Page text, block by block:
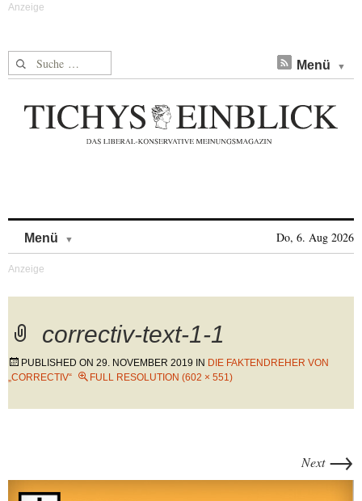
Suche nach: Menü
Menü Do, 6. Aug 2026
correctiv-text-1-1
PUBLISHED ON 29. NOVEMBER 2019 IN DIE FAKTENDREHER VON
„CORRECTIV“
FULL RESOLUTION (602 × 551)
Next →